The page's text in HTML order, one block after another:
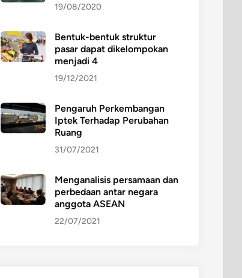
19/08/2020
Bentuk-bentuk struktur
pasar dapat dikelompokan
menjadi 4
19/12/2021
Pengaruh Perkembangan
Iptek Terhadap Perubahan
Ruang
31/07/2021
Menganalisis persamaan dan
perbedaan antar negara
anggota ASEAN
22/07/2021